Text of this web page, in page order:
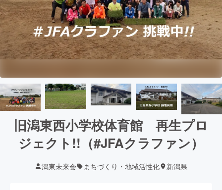
旧潟東西小学校体育館 再生プロ
ジェクト!!（#JFAクラファン）
潟東未来会 まちづくり・地域活性化 新潟県